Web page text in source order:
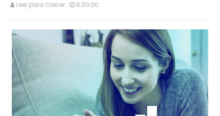
Leer para Crecer 8:00:00